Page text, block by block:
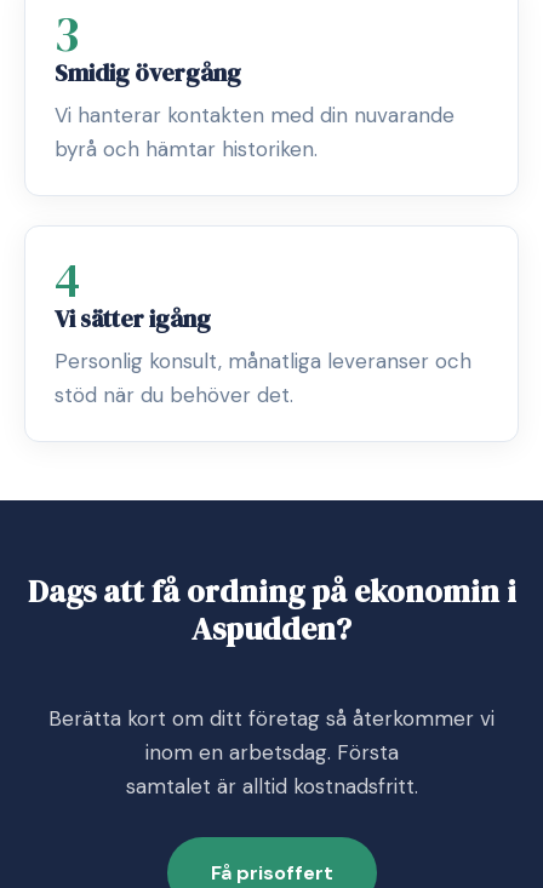
3
Smidig övergång
Vi hanterar kontakten med din nuvarande
byrå och hämtar historiken.
4
Vi sätter igång
Personlig konsult, månatliga leveranser och
stöd när du behöver det.
Dags att få ordning på ekonomin i
Aspudden?
Berätta kort om ditt företag så återkommer vi
inom en arbetsdag. Första
samtalet är alltid kostnadsfritt.
Få prisoffert